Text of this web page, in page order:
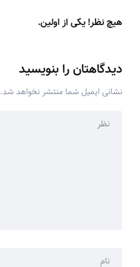
هیچ نظر! یکی از اولین.
دیدگاهتان را بنویسید
نشانی ایمیل شما منتشر نخواهد شد.